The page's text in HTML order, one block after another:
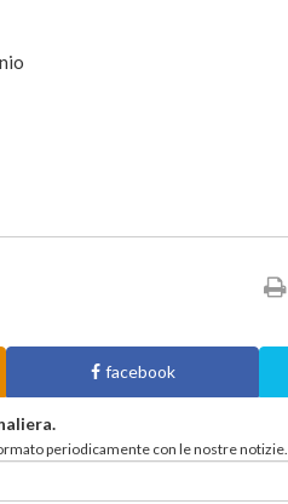
facebook
periodicamente con le nostre notizie.